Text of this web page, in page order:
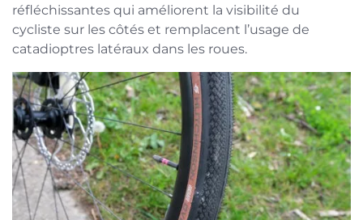
réfléchissantes qui améliorent la visibilité du
cycliste sur les côtés et remplacent l’usage de
catadioptres latéraux dans les roues.